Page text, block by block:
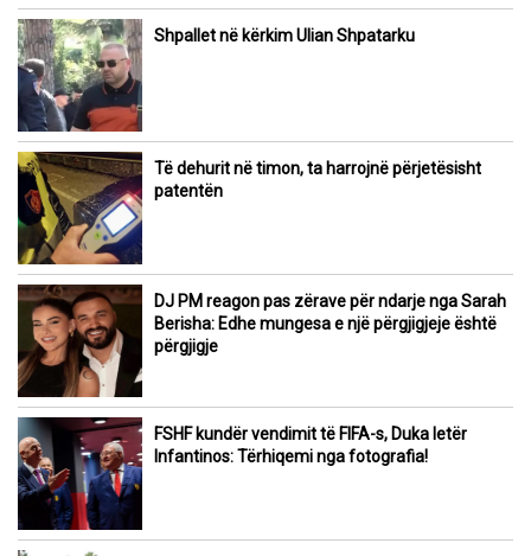
Shpallet në kërkim Ulian Shpatarku
Të dehurit në timon, ta harrojnë përjetësisht
patentën
DJ PM reagon pas zërave për ndarje nga Sarah
Berisha: Edhe mungesa e një përgjigjeje është
përgjigje
FSHF kundër vendimit të FIFA-s, Duka letër
Infantinos: Tërhiqemi nga fotografia!